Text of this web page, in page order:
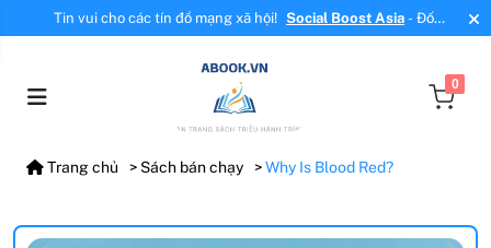
Tin vui cho các tín đồ mạng xã hội! Social Boost Asia- Đối
tác mới, cung cấp dịch vụ tăng tương tác, tăng follow uy tín!
0
Trang chủ Sách bán chạy Why Is Blood Red?